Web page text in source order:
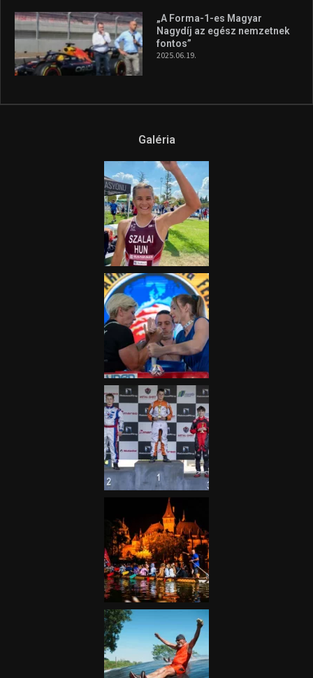
„A Forma-1-es Magyar
Nagydíj az egész nemzetnek
fontos”
2025.06.19.
Galéria